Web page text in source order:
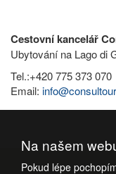
Cestovní kancelář
Ubytování na Lago di
Tel.:+420 775 373 070
Email:
Na našem
Pokud lépe